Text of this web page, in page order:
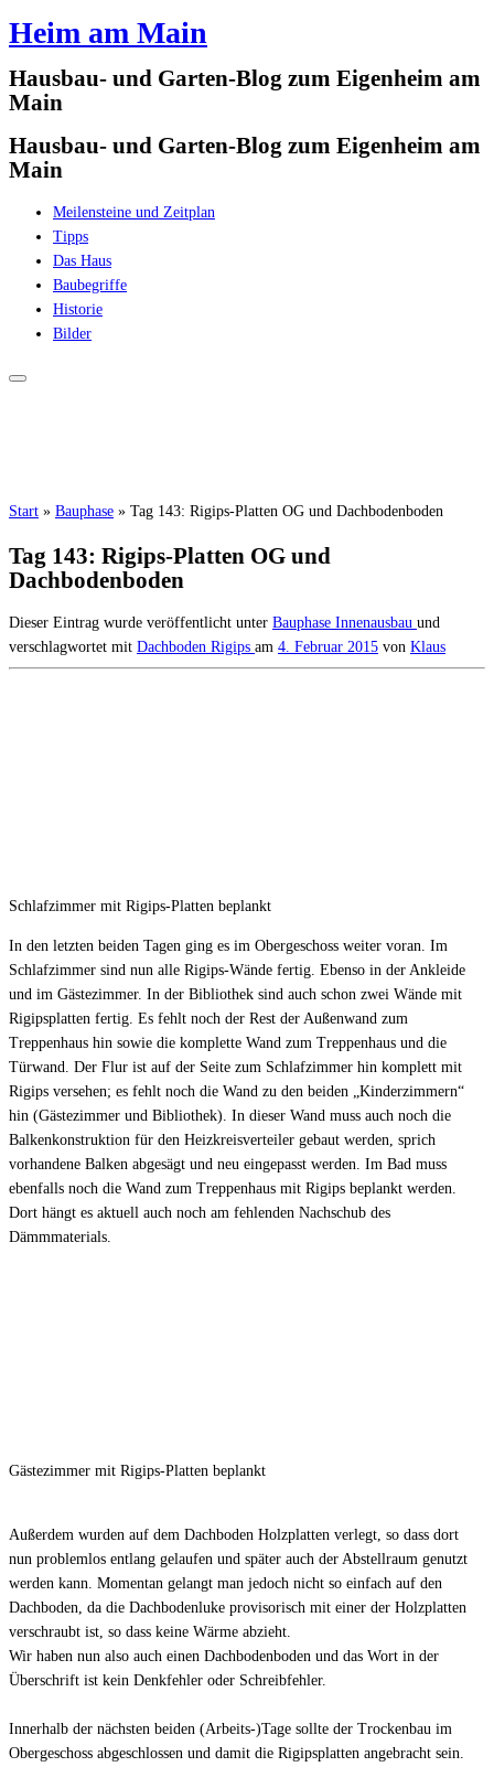
Zum
springen
Heim am Main
Hausbau- und Garten-Blog zum Eigenheim am
Main
Hausbau- und Garten-Blog zum Eigenheim am
Main
Meilensteine und Zeitplan
Tipps
Das Haus
Baubegriffe
Historie
Bilder
Start » Bauphase » Tag 143: Rigips-Platten OG und Dachbodenboden
Tag 143: Rigips-Platten OG und
Dachbodenboden
Dieser Eintrag wurde veröffentlicht unter Bauphase Innenausbau und
verschlagwortet mit Dachboden Rigips am 4. Februar 2015 von Klaus
Schlafzimmer mit Rigips-Platten beplankt
In den letzten beiden Tagen ging es im Obergeschoss weiter voran. Im
Schlafzimmer sind nun alle Rigips-Wände fertig. Ebenso in der Ankleide
und im Gästezimmer. In der Bibliothek sind auch schon zwei Wände mit
Rigipsplatten fertig. Es fehlt noch der Rest der Außenwand zum
Treppenhaus hin sowie die komplette Wand zum Treppenhaus und die
Türwand. Der Flur ist auf der Seite zum Schlafzimmer hin komplett mit
Rigips versehen; es fehlt noch die Wand zu den beiden „Kinderzimmern“
hin (Gästezimmer und Bibliothek). In dieser Wand muss auch noch die
Balkenkonstruktion für den Heizkreisverteiler gebaut werden, sprich
vorhandene Balken abgesägt und neu eingepasst werden. Im Bad muss
ebenfalls noch die Wand zum Treppenhaus mit Rigips beplankt werden.
Dort hängt es aktuell auch noch am fehlenden Nachschub des
Dämmmaterials.
Gästezimmer mit Rigips-Platten beplankt
Außerdem wurden auf dem Dachboden Holzplatten verlegt, so dass dort
nun problemlos entlang gelaufen und später auch der Abstellraum genutzt
werden kann. Momentan gelangt man jedoch nicht so einfach auf den
Dachboden, da die Dachbodenluke provisorisch mit einer der Holzplatten
verschraubt ist, so dass keine Wärme abzieht.
Wir haben nun also auch einen Dachbodenboden und das Wort in der
Überschrift ist kein Denkfehler oder Schreibfehler.
Innerhalb der nächsten beiden (Arbeits-)Tage sollte der Trockenbau im
Obergeschoss abgeschlossen und damit die Rigipsplatten angebracht sein.